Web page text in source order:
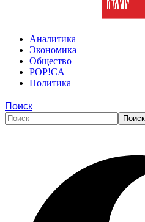
Аналитика
Экономика
Общество
POP!CA
Политика
Поиск